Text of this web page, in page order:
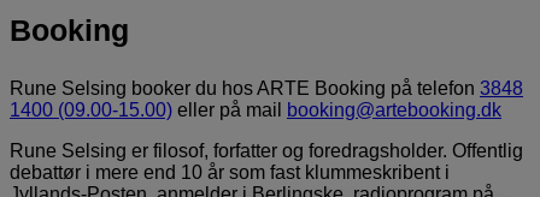
Booking
Rune Selsing booker du hos ARTE Booking på telefon 3848
1400 (09.00-15.00) eller på mail
booking@artebooking.dk
Rune Selsing er filosof, forfatter og foredragsholder. Offentlig
debattør i mere end 10 år som fast klummeskribent i